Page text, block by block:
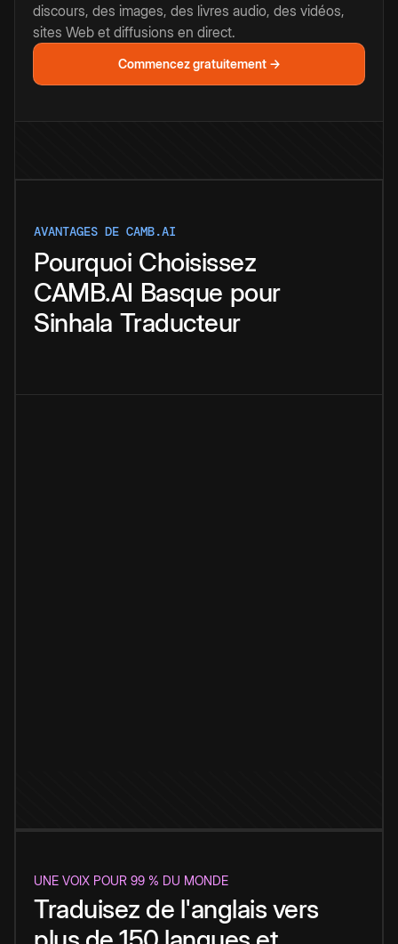
discours, des images, des livres audio, des vidéos,
sites Web et diffusions en direct.
Commencez gratuitement →
AVANTAGES DE CAMB.AI
Pourquoi Choisissez
CAMB.AI Basque pour
Sinhala Traducteur
UNE VOIX POUR 99 % DU MONDE
Traduisez de l'anglais vers